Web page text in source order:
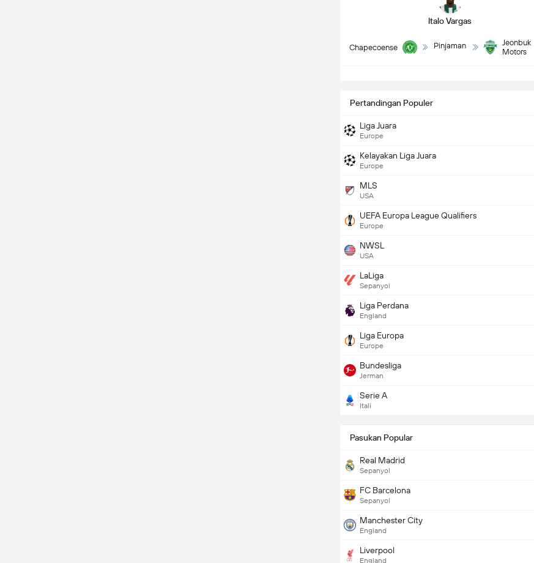
Italo Vargas
Chapecoense Pinjaman
Jeonbuk
Motors
Pertandingan Populer
Liga Juara
Europe
Kelayakan Liga Juara
Europe
MLS
USA
UEFA Europa League Qualifiers
Europe
NWSL
USA
LaLiga
Sepanyol
Liga Perdana
England
Liga Europa
Europe
Bundesliga
Jerman
Serie A
Itali
Pasukan Popular
Real Madrid
Sepanyol
FC Barcelona
Sepanyol
Manchester City
England
Liverpool
England